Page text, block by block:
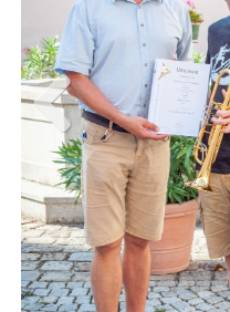
FÖRDERERNADELN
VERDIENSTKREUZE
EHRENKREUZE
EHRENRING
JOSEF LEEB-MEDAILLE
BEZIRKSJUGENDREFERENTEN
BEZIRKSSTABFÜHRER
Previous